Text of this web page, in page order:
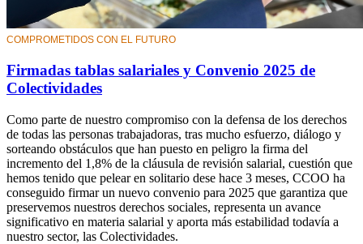
COMPROMETIDOS CON EL FUTURO
Firmadas tablas salariales y Convenio 2025 de
Colectividades
Como parte de nuestro compromiso con la defensa de los derechos
de todas las personas trabajadoras, tras mucho esfuerzo, diálogo y
sorteando obstáculos que han puesto en peligro la firma del
incremento del 1,8% de la cláusula de revisión salarial, cuestión que
hemos tenido que pelear en solitario dese hace 3 meses, CCOO ha
conseguido firmar un nuevo convenio para 2025 que garantiza que
preservemos nuestros derechos sociales, representa un avance
significativo en materia salarial y aporta más estabilidad todavía a
nuestro sector, las Colectividades.